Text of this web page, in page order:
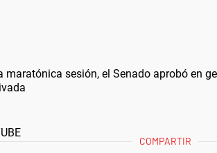
maratónica sesión, el Senado aprobó en
COMPARTIR